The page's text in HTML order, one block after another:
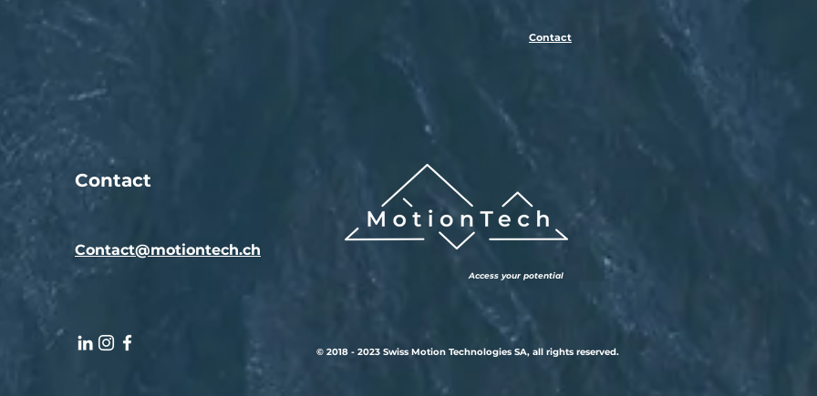
Contact
Contact
Contact@motiontech.ch
Access your potential
© 2018 - 2023 Swiss Motion Technologies SA, all rights reserved.